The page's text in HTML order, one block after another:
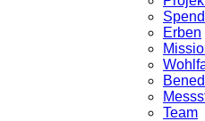
Erben
Team